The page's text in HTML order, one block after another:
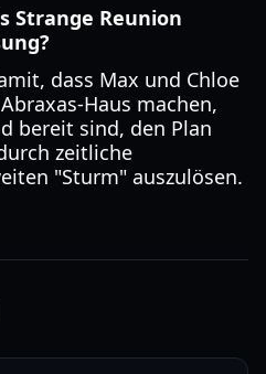
Strange Reunion
dass Max und Chloe
Haus machen,
bereit sind, den Plan
zeitliche
"Sturm" auszulösen.